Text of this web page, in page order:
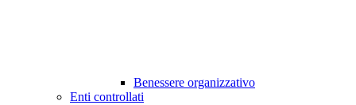
Benessere organizzativo
Enti controllati